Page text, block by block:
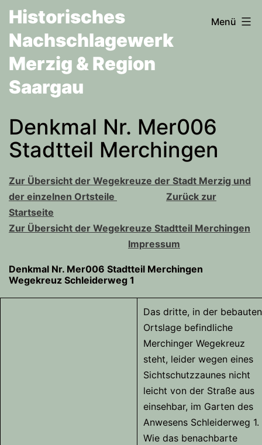
Zum
Inhalt
springen
Historisches
Nachschlagewerk
Merzig & Region
Saargau
Menü
Denkmal Nr. Mer006
Stadtteil Merchingen
Zur Übersicht der Wegekreuze der Stadt Merzig und
der einzelnen Ortsteile
Zurück zur
Startseite
Zur Übersicht der Wegekreuze Stadtteil Merchingen
Impressum
Denkmal Nr. Mer006 Stadtteil Merchingen
Wegekreuz Schleiderweg 1
Das dritte, in der bebauten
Ortslage befindliche
Merchinger Wegekreuz
steht, leider wegen eines
Sichtschutzzaunes nicht
leicht von der Straße aus
einsehbar, im Garten des
Anwesens Schleiderweg 1.
Wie das benachbarte